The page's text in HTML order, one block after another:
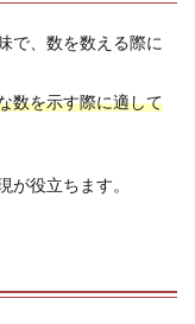
で、数を数える際に
数を示す際に適して
役立ちます。